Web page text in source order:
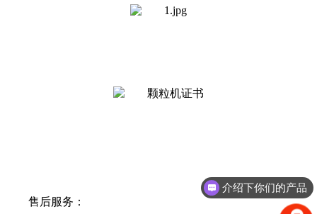
售后服务：
介绍下你们的产品
颗粒机多少钱？